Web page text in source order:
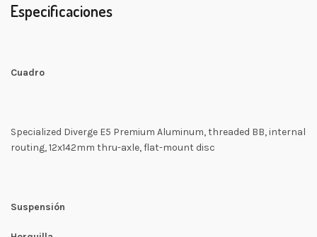
Especificaciones
Cuadro
Specialized Diverge E5 Premium Aluminum, threaded BB, internal
routing, 12x142mm thru-axle, flat-mount disc
Suspensión